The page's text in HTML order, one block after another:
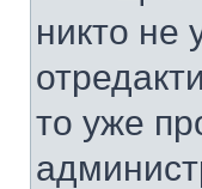
никто не
то уже